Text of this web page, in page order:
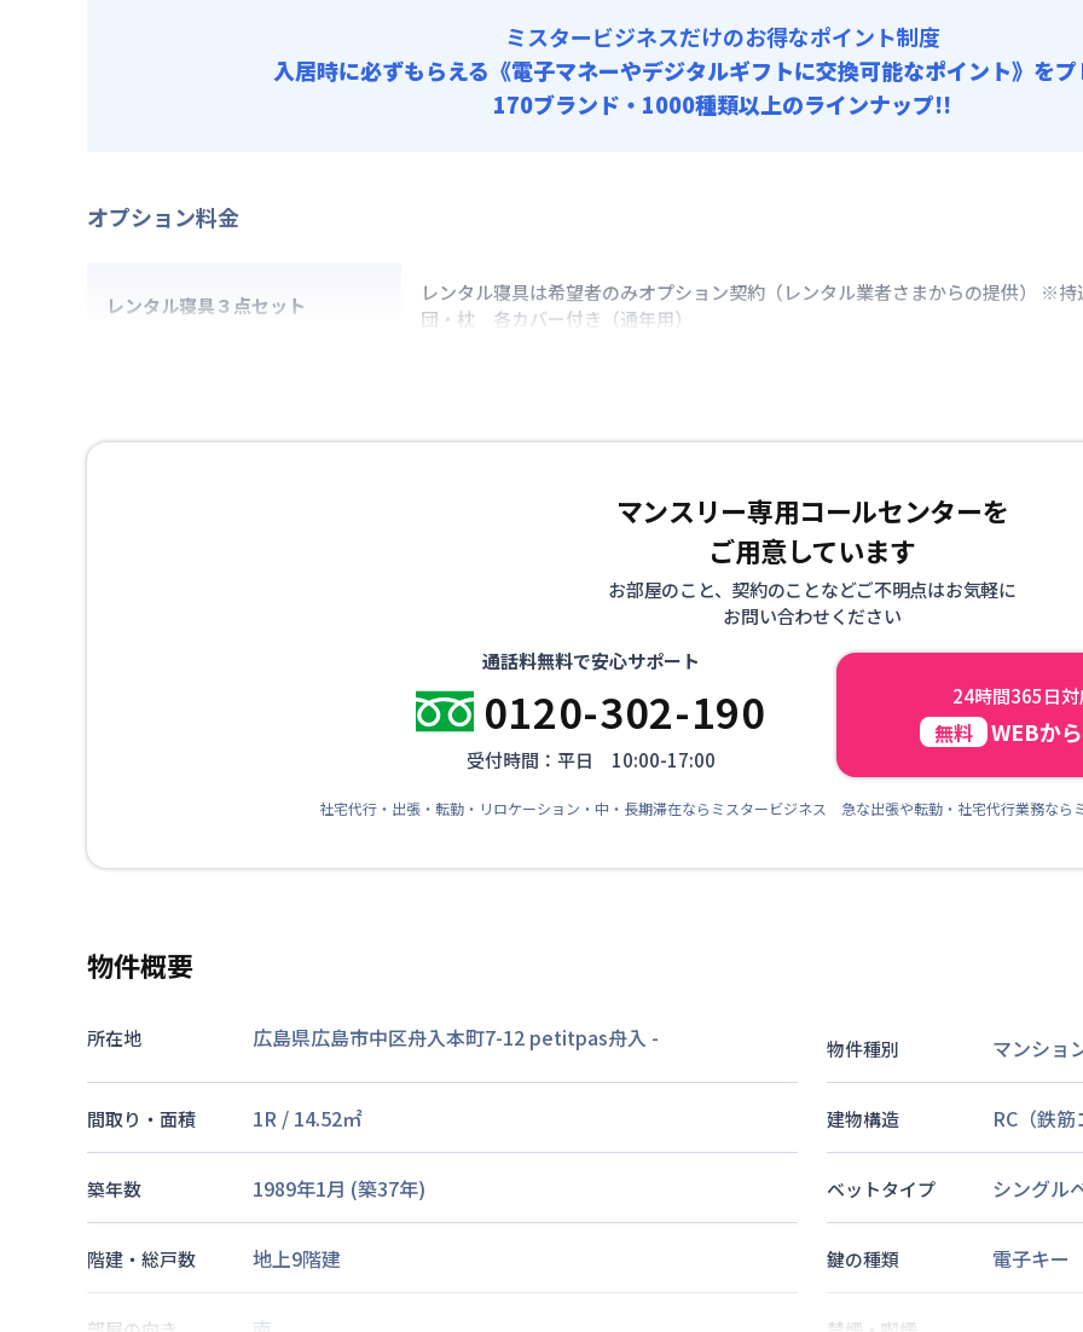
その他費用 :
管理費: 6,000円/月 (200円/日)
初期費用
ミスタービジネスだけのお得なポイント制度
入居時に必ずもらえる 《電子マネーやデジタルギフトに交換可能なポイント》を
170ブランド・1000種類以上のラインナップ!!
オプション料金
レンタル寝具３点セット
レンタル寝具は希望者のみオプション契約（レンタル業者さまからの提供） ※
団・枕 各カバー付き（通年用）
マンスリー専用コールセンターを
ご用意しています
お部屋のこと、契約のことなどご不明点はお気軽に
お問い合わせください
通話料無料で安心サポート
0120-302-190
受付時間：平日 10:00-17:00
24時間365日対
無料 WEBか
社宅代行・出張・転勤・リロケーション・中・長期滞在ならミスタービジネス 急な出張や転勤・社宅代行業務なら
物件概要
所在地 広島県広島市中区舟入本町7-12 petitpas舟入 - 物件種別 マンショ
間取り・面積 1R / 14.52㎡ 建物構造 RC（鉄筋
築年数 1989年1月 (築37年) ベットタイプ シングル
階建・総戸数 地上9階建 鍵の種類 電子キー